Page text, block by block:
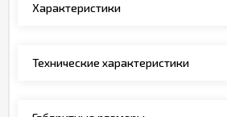
Характеристики
Технические характеристики